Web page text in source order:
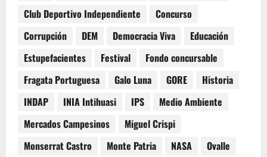
Club Deportivo Independiente
Concurso
Corrupción
DEM Democracia Viva
Educación
Estupefacientes
Festival
Fondo concursable
Fragata Portuguesa
Galo Luna GORE
Historia
INDAP
INIA Intihuasi IPS
Medio Ambiente
Mercados Campesinos
Miguel Crispi
Monserrat Castro
Monte Patria NASA
Ovalle